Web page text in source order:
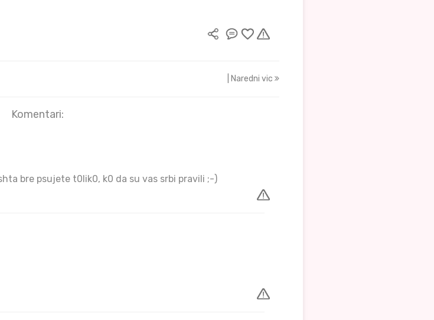
| Naredni vic
Komentari:
bre psujete t0lik0, k0 da su vas srbi pravili ;-)